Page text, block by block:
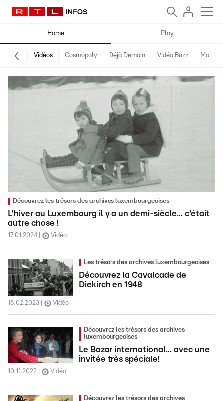
Home Play
Vidéos Cosmopoly Déjà Demain Vidéo Buzz Moi,
Découvrez les trésors des archives luxembourgeoises
L'hiver au Luxembourg il y a un demi-siècle... c'était
autre chose !
17.01.2024 Vidéo
Les trésors des archives luxembourgeoises
Découvrez la Cavalcade de
Diekirch en 1948
18.02.2023 Vidéo
Découvrez les trésors des archives
luxembourgeoises
Le Bazar international... avec une
invitée très spéciale!
10.11.2022 Vidéo
Découvrez les trésors des archives